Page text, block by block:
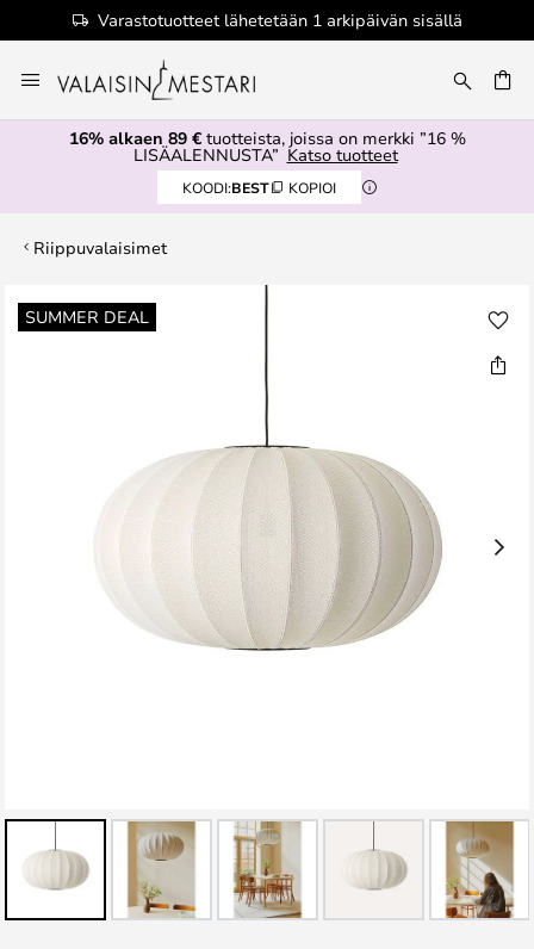
Varastotuotteet lähetetään 1 arkipäivän sisällä
to
Content
16% alkaen 89 €tuotteista, joissa on merkki ”16 %
LISÄALENNUSTA” Katso tuotteet
KOODI:BEST KOPIOI
Riippuvalaisimet
SUMMER DEAL
Skip
to